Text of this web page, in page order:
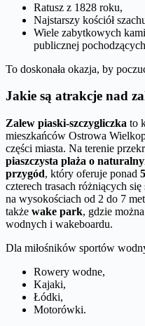
Ratusz z 1828 roku,
Najstarszy kościół
Wiele zabytkowych
publicznej
To doskonała okazja, by
Jakie są atrakcje nad
Zalew piaski-szczygliczka to
mieszkańców Ostrowa
części miasta. Na terenie
piaszczysta plaża o
przygód, który oferuje ponad
czterech trasach różniących
na wysokościach od 2 do 7
także wake park, gdzie
wodnych i wakeboardu.
Dla miłośników sportów
Rowery wodne,
Kajaki,
Łódki,
Motorówki.